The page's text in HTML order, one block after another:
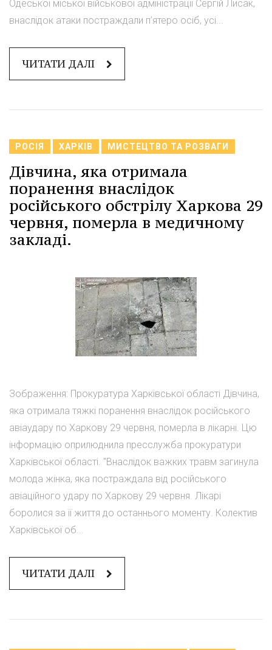
Одеської міської військової адміністрації Сергій Лисак,
внаслідок атаки постраждали п’ятеро осіб, усі...
ЧИТАТИ ДАЛІ
РОСІЯ ХАРКІВ МИСТЕЦТВО ТА РОЗВАГИ
Дівчина, яка отримала
поранення внаслідок
російського обстрілу Харкова 29
червня, померла в медичному
закладі.
Зображення: Прокуратура Харківської області Дівчина,
яка отримала тяжкі поранення внаслідок російського
авіаудару по Харкову 29 червня, померла в лікарні. Цю
інформацію оприлюднила пресслужба прокуратури
Харківської області. "Внаслідок важких травм загинула
молода жінка, яка постраждала від російського
авіаційного удару по Харкову 29 червня. Лікарі
боролися за її життя до останнього моменту. Колектив
Харківської об...
ЧИТАТИ ДАЛІ